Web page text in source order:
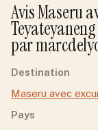
AvisMaseru
Teyateyaneng
par
Destination
Maseru avec
Pays